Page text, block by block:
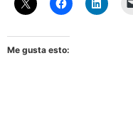
Me gusta esto: